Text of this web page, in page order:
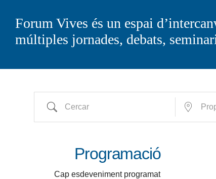
Forum Vives és un espai
múltiples jornades, debats,
Cercar Prop de...
Programació
Cap esdeveniment programat